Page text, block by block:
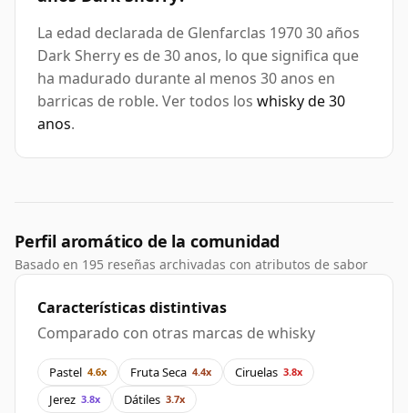
La edad declarada de Glenfarclas 1970 30 años
Dark Sherry es de 30 anos, lo que significa que
ha madurado durante al menos 30 anos en
barricas de roble. Ver todos los whisky de 30
anos.
Perfil aromático de la comunidad
Basado en 195 reseñas archivadas con atributos de sabor
Características distintivas
Comparado con otras marcas de whisky
Pastel 4.6x Fruta Seca 4.4x Ciruelas 3.8x
Jerez 3.8x Dátiles 3.7x